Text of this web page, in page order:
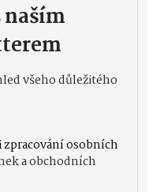
naším
všeho důležitého
zpracování osobních
a obchodních